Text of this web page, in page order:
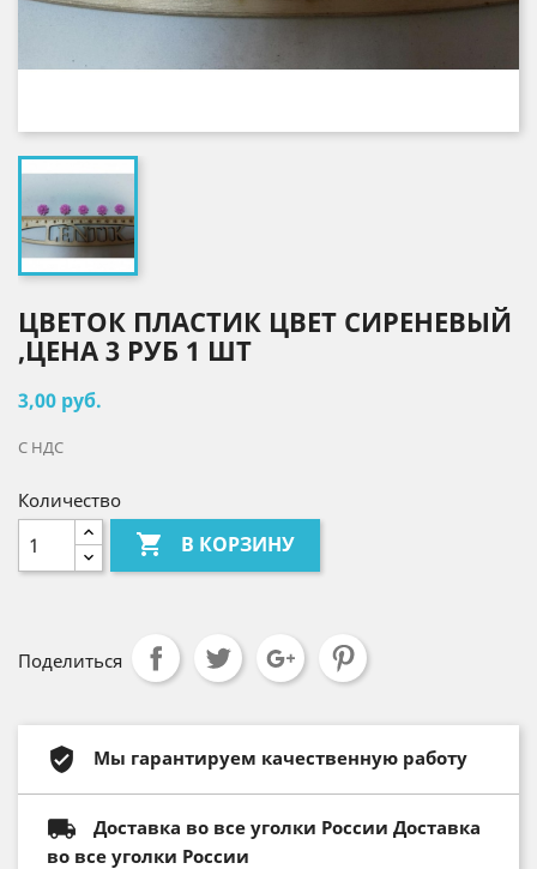
ЦВЕТОК ПЛАСТИК ЦВЕТ СИРЕНЕВЫЙ
,ЦЕНА 3 РУБ 1 ШТ
3,00 руб.
С НДС
Количество
 В КОРЗИНУ
Поделиться
Мы гарантируем качественную работу
Доставка во все уголки России Доставка
во все уголки России